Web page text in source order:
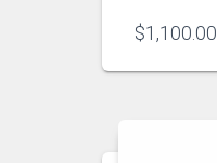
$1,100.00